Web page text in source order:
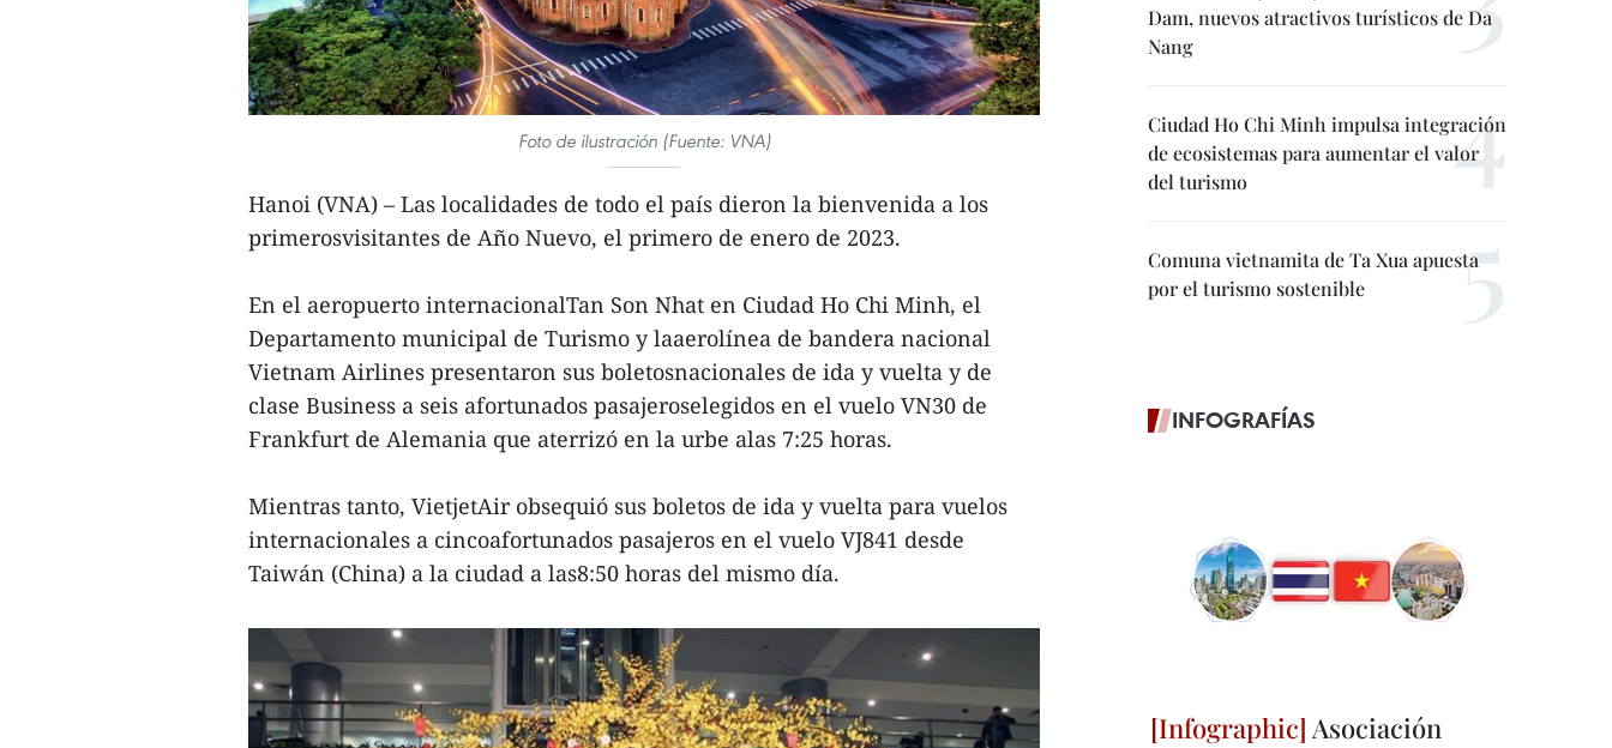
Foto de ilustración (Fuente: VNA)
Hanoi (VNA) – Las localidades de todo el país dieron la bienvenida a los
primerosvisitantes de Año Nuevo, el primero de enero de 2023.
En el aeropuerto internacionalTan Son Nhat en Ciudad Ho Chi Minh, el
Departamento municipal de Turismo y laaerolínea de bandera nacional
Vietnam Airlines presentaron sus boletosnacionales de ida y vuelta y de
clase Business a seis afortunados pasajeroselegidos en el vuelo VN30 de
Frankfurt de Alemania que aterrizó en la urbe alas 7:25 horas.
Mientras tanto, VietjetAir obsequió sus boletos de ida y vuelta para vuelos
internacionales a cincoafortunados pasajeros en el vuelo VJ841 desde
Taiwán (China) a la ciudad a las8:50 horas del mismo día.
Dam, nuevos atractivos turísticos de Da
Nang
Ciudad Ho Chi Minh impulsa integración
de ecosistemas para aumentar el valor
del turismo
Comuna vietnamita de Ta Xua apuesta
por el turismo sostenible
INFOGRAFÍAS
Asociación